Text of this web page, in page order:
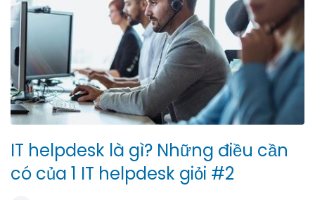
IT helpdesk là gì? Những điều cần
có của 1 IT helpdesk giỏi #2